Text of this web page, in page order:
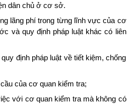
dân chủ ở cơ sở.
lãng phí trong từng lĩnh vực của cơ
và quy định pháp luật khác có liên
định pháp luật về tiết kiệm, chống
của cơ quan kiểm tra;
với cơ quan kiểm tra mà không có